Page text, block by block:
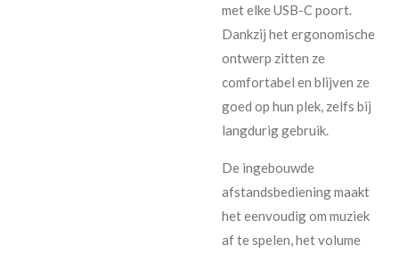
met elke USB-C poort.
Dankzij het ergonomische
ontwerp zitten ze
comfortabel en blijven ze
goed op hun plek, zelfs bij
langdurig gebruik.
De ingebouwde
afstandsbediening maakt
het eenvoudig om muziek
af te spelen, het volume